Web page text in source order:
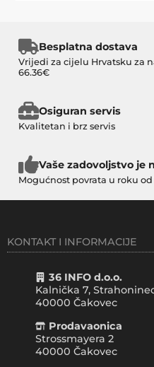
Besplatna dostava
Vrijedi za cijelu Hrvatsku za
66.36€
Osiguran servis
Kvalitetan i brz servis
Vaše zadovoljstvo je
Mogućnost povrata u roku od
KONTAKT I INFORMACIJE
36 INFO d.o.o.
Kalnička 7,
40000 Čakovec
Prodavaonica
Strossmayera 2
40000 Čakovec